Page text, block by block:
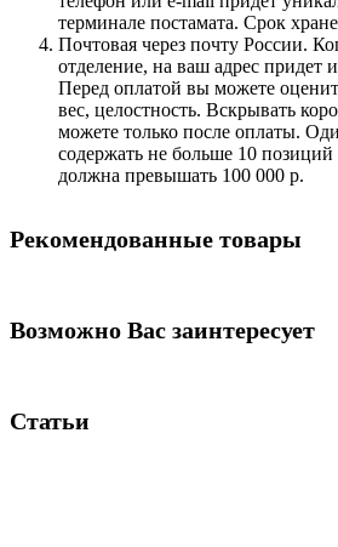
терминале постамата. Срок
Почтовая через почту России.
отделение, на ваш адрес придет
Перед оплатой вы можете
вес, целостность. Вскрывать
можете только после оплаты.
содержать не больше 10 позиций
должна превышать 100 000 р.
Рекомендованные товары
Возможно Вас заинтересует
Статьи